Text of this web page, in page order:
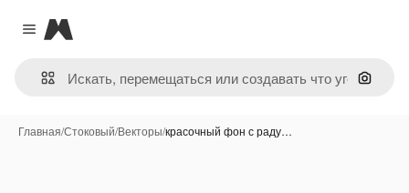
Close menu
Magnific
Поиск
Главная/Стоковый/Векторы/красочный фон с раду…